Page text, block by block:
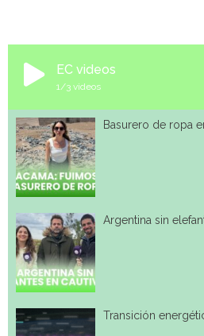
EC videos
1 /3 videos
Basurero de ropa
Argentina sin
Transición